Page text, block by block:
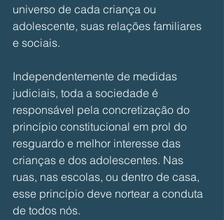
universo de cada criança ou
adolescente, suas relações familiares
e sociais.
Independentemente de medidas
judiciais, toda a sociedade é
responsável pela concretização do
princípio constitucional em prol do
resguardo e melhor interesse das
crianças e dos adolescentes. Nas
ruas, nas escolas, ou dentro de casa,
esse princípio deve nortear a conduta
de todos nós.